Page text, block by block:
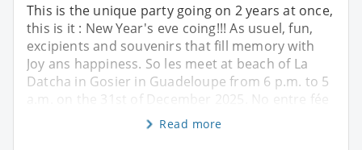
This is the unique party going on 2 years at once,
this is it : New Year's eve coing!!! As usuel, fun,
excipients and souvenirs that fill memory with
Joy ans happiness. So les meet at beach of La
Datcha in Gosier in Guadeloupe from 6 p.m. to 5
a.m. on the 31st of December 2025. No entre fée
Read more